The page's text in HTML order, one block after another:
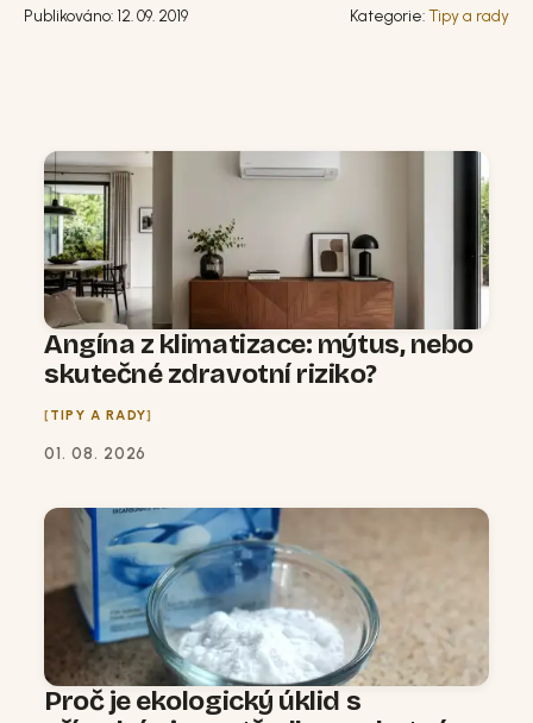
Publikováno: 12. 09. 2019 Kategorie:Tipy a rady
Angína z klimatizace: mýtus, nebo
skutečné zdravotní riziko?
TIPY A RADY
01. 08. 2026
Proč je ekologický úklid s